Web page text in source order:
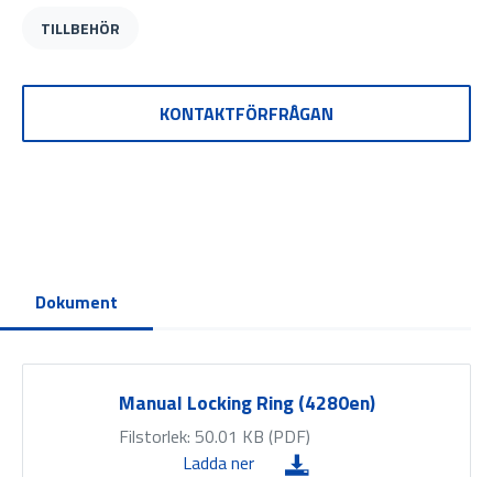
TILLBEHÖR
KONTAKTFÖRFRÅGAN
Dokument
Manual Locking Ring (4280en)
Filstorlek: 50.01 KB (PDF)
Ladda ner